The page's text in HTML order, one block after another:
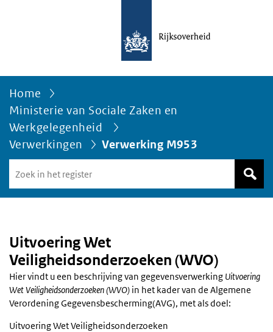
Home
Ministerie van Sociale Zaken en
Werkgelegenheid
Verwerkingen
Verwerking M953
in
het
Uitvoering Wet
Veiligheidsonderzoeken (WVO)
Hier vindt u een beschrijving van gegevensverwerking Uitvoering
Wet Veiligheidsonderzoeken (WVO) in het kader van de Algemene
Verordening Gegevensbescherming(AVG), met als doel:
Uitvoering Wet Veiligheidsonderzoeken